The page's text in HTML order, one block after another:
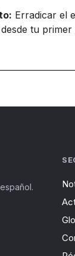
Erradicar el
tu primer